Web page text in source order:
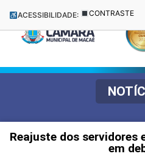
ACESSIBILIDADE: CONTRASTE
Reajuste dos servidores
em